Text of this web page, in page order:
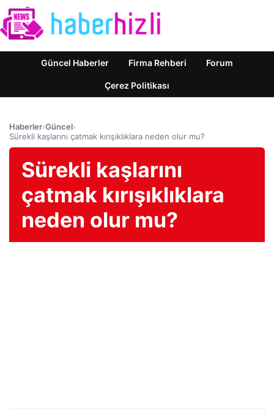
Güncel Haberler Firma Rehberi Forum
Çerez Politikası
Haberler›Güncel›
Sürekli kaşlarını çatmak kırışıklıklara neden olur mu?
Sürekli kaşlarını
çatmak kırışıklıklara
neden olur mu?